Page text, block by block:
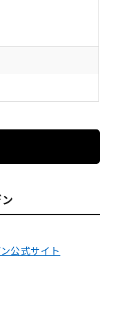
公式サイト